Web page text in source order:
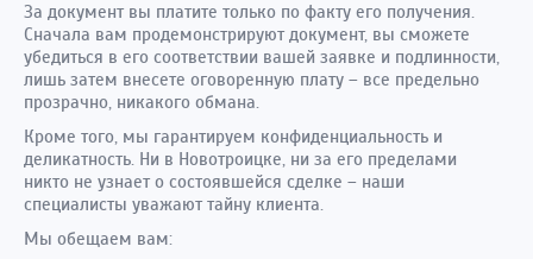
За документ вы платите только по факту его получения.
Сначала вам продемонстрируют документ, вы сможете
убедиться в его соответствии вашей заявке и подлинности,
лишь затем внесете оговоренную плату – все предельно
прозрачно, никакого обмана.
Кроме того, мы гарантируем конфиденциальность и
деликатность. Ни в Новотроицке, ни за его пределами
никто не узнает о состоявшейся сделке – наши
специалисты уважают тайну клиента.
Мы обещаем вам: